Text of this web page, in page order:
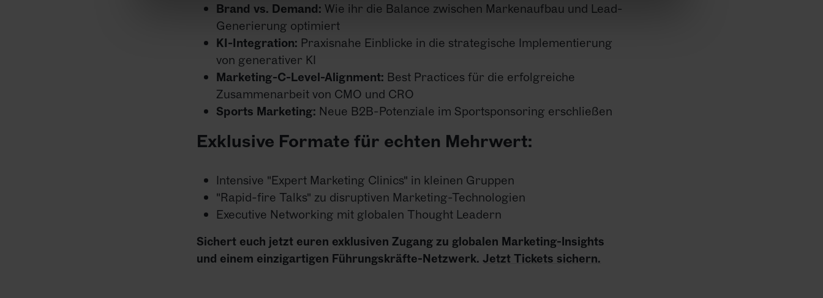
Brand vs. Demand: Wie ihr die Balance zwischen Markenaufbau und Lead-
Generierung optimiert
KI-Integration: Praxisnahe Einblicke in die strategische Implementierung
von generativer KI
Marketing-C-Level-Alignment: Best Practices für die erfolgreiche
Zusammenarbeit von CMO und CRO
Sports Marketing: Neue B2B-Potenziale im Sportsponsoring erschließen
Exklusive Formate für echten Mehrwert:
Intensive "Expert Marketing Clinics" in kleinen Gruppen
"Rapid-fire Talks" zu disruptiven Marketing-Technologien
Executive Networking mit globalen Thought Leadern
Sichert euch jetzt euren exklusiven Zugang zu globalen Marketing-Insights
und einem einzigartigen Führungskräfte-Netzwerk. Jetzt Tickets sichern.